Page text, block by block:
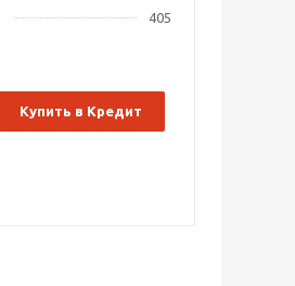
405
Купить в Кредит